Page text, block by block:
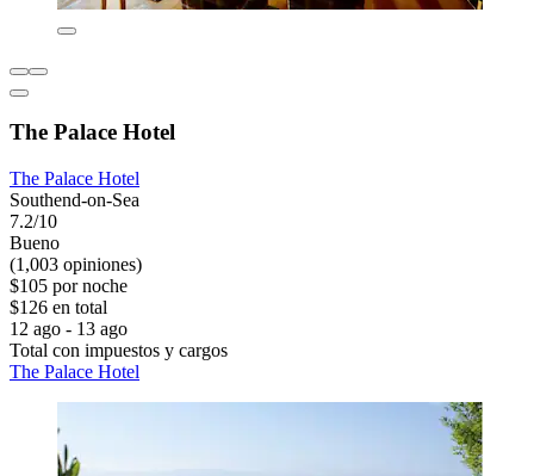
The Palace Hotel
The Palace Hotel
Southend-on-Sea
7.2/10
Bueno
(1,003 opiniones)
$105 por noche
$126 en total
12 ago - 13 ago
Total con impuestos y cargos
The Palace Hotel